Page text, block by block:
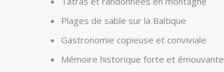
Plages de sable sur la Baltique
Gastronomie copieuse et conviviale
Mémoire historique forte et émouvante